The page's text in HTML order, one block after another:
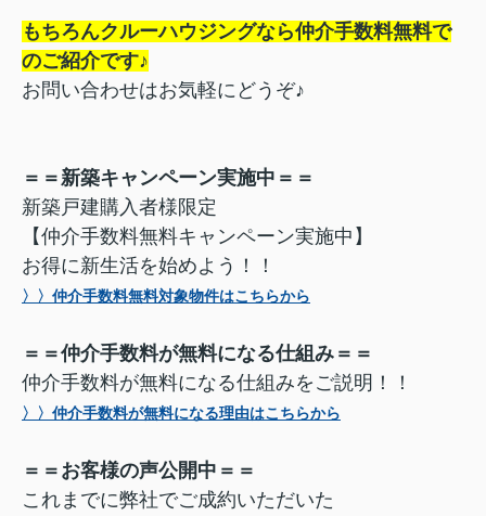
もちろんクルーハウジングなら仲介手数料無料で
のご紹介です♪
お問い合わせはお気軽にどうぞ♪
＝＝新築キャンペーン実施中＝＝
新築戸建購入者様限定
【仲介手数料無料キャンペーン実施中】
お得に新生活を始めよう！！
〉〉仲介手数料無料対象物件はこちらから
＝＝仲介手数料が無料になる仕組み＝＝
仲介手数料が無料になる仕組みをご説明！！
〉〉仲介手数料が無料になる理由はこちらから
＝＝お客様の声公開中＝＝
これまでに弊社でご成約いただいた